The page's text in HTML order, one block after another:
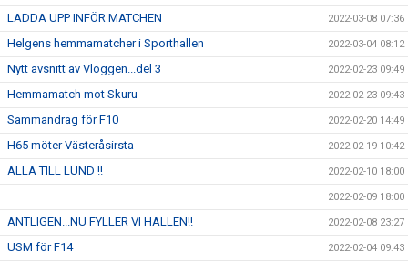
LADDA UPP INFÖR MATCHEN 2022-03-08 07:36
Helgens hemmamatcher i Sporthallen 2022-03-04 08:12
Nytt avsnitt av Vloggen...del 3 2022-02-23 09:49
Hemmamatch mot Skuru 2022-02-23 09:43
Sammandrag för F10 2022-02-20 14:49
H65 möter Västeråsirsta 2022-02-19 10:42
ALLA TILL LUND !! 2022-02-10 18:00
2022-02-09 18:00
ÄNTLIGEN...NU FYLLER VI HALLEN!! 2022-02-08 23:27
USM för F14 2022-02-04 09:43